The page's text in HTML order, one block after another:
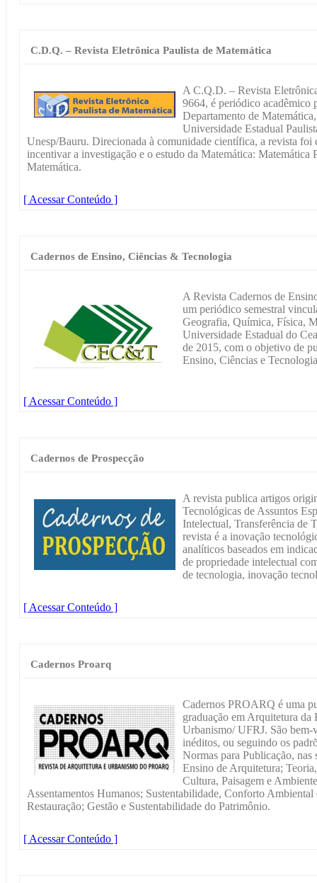
C.D.Q. – Revista Eletrônica Paulista de Matemática
A C.Q.D. – Revista
9664, é periódico acadêmico
Departamento de
Universidade Estadual
Unesp/Bauru. Direcionada à comunidade científica, a revista
incentivar a investigação e o estudo da Matemática: Matemática
Matemática.
[ Acessar Conteúdo ]
Cadernos de Ensino, Ciências & Tecnologia
A Revista Cadernos de
um periódico semestral
Geografia, Química, Física,
Universidade Estadual do
de 2015, com o objetivo de
Ensino, Ciências e
[ Acessar Conteúdo ]
Cadernos de Prospecção
A revista publica artigos
Tecnológicas de Assuntos
Intelectual, Transferência de
revista é a inovação
analíticos baseados em
de propriedade intelectual
de tecnologia, inovação
[ Acessar Conteúdo ]
Cadernos Proarq
Cadernos PROARQ é uma
graduação em Arquitetura
Urbanismo/ UFRJ. São bem-
inéditos, ou seguindo os
Normas para Publicação, nas
Ensino de Arquitetura;
Cultura, Paisagem e
Assentamentos Humanos; Sustentabilidade, Conforto
Restauração; Gestão e Sustentabilidade do Patrimônio.
[ Acessar Conteúdo ]